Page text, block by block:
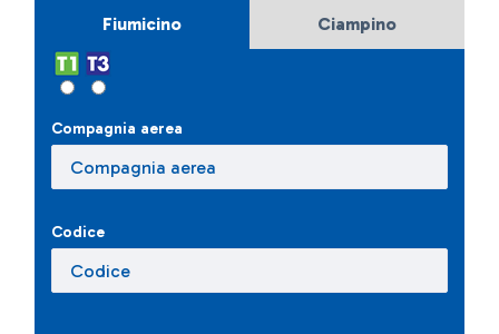
Fiumicino Ciampino
Compagnia aerea
Codice